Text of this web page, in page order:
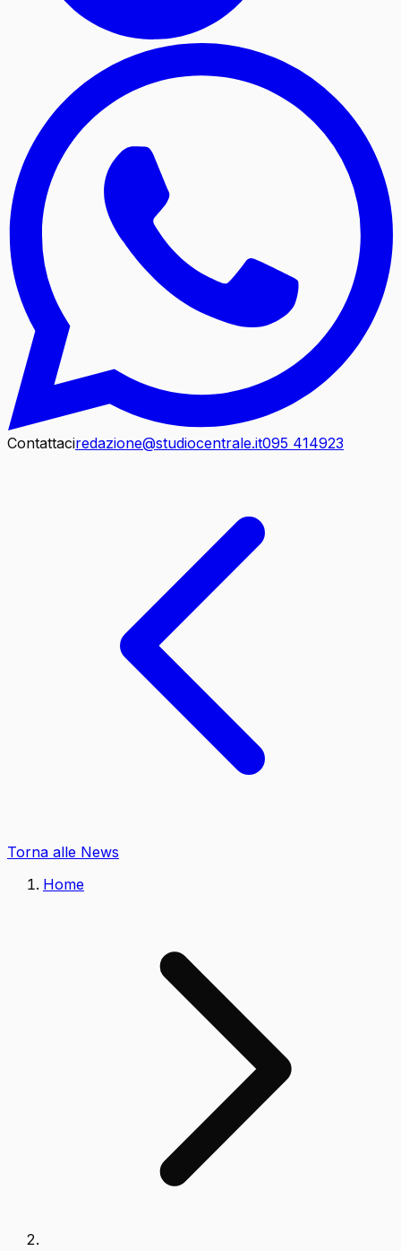
Contattaciredazione@studiocentrale.it095 414923
Torna alle News
Home